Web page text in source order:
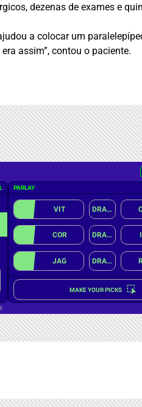
dezenas de exames e
a colocar um
assim”, contou o paciente.